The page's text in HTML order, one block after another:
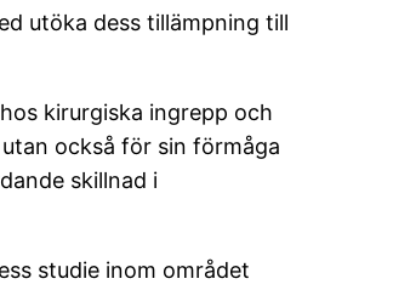
utöka dess tillämpning till
kirurgiska ingrepp och
också för sin förmåga
skillnad i
studie inom området